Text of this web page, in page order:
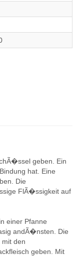
geben. Ein
hat. Eine
Die
FlÃ�ssigkeit auf
in einer Pfanne
andÃ�nsten. Die
den
geben. Mit